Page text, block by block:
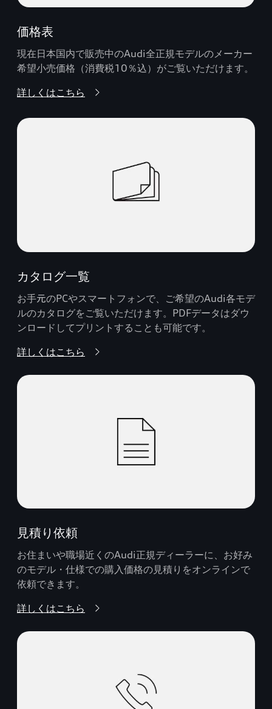
価格表
現在日本国内で販売中のAudi全正規モデルのメーカー
希望小売価格（消費税10％込）がご覧いただけます。
詳しくはこちら
カタログ一覧
お手元のPCやスマートフォンで、ご希望のAudi各モデ
ルのカタログをご覧いただけます。PDFデータはダウ
ンロードしてプリントすることも可能です。
詳しくはこちら
見積り依頼
お住まいや職場近くのAudi正規ディーラーに、お好み
のモデル・仕様での購入価格の見積りをオンラインで
依頼できます。
詳しくはこちら